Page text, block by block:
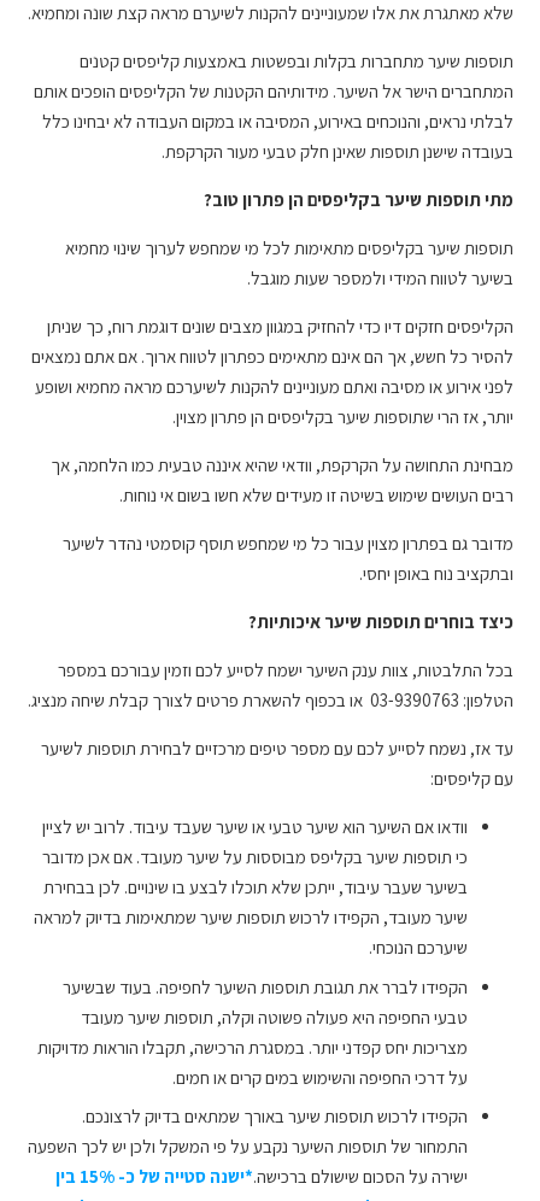
שלא מאתגרת את אלו שמעוניינים להקנות לשיערם מראה קצת שונה ומחמיא.
תוספות שיער מתחברות בקלות ובפשטות באמצעות קליפסים קטנים
המתחברים הישר אל השיער. מידותיהם הקטנות של הקליפסים הופכים אותם
לבלתי נראים, והנוכחים באירוע, המסיבה או במקום העבודה לא יבחינו כלל
בעובדה שישנן תוספות שאינן חלק טבעי מעור הקרקפת.
מתי תוספות שיער בקליפסים הן פתרון טוב?
תוספות שיער בקליפסים מתאימות לכל מי שמחפש לערוך שינוי מחמיא
בשיער לטווח המידי ולמספר שעות מוגבל.
הקליפסים חזקים דיו כדי להחזיק במגוון מצבים שונים דוגמת רוח, כך שניתן
להסיר כל חשש, אך הם אינם מתאימים כפתרון לטווח ארוך. אם אתם נמצאים
לפני אירוע או מסיבה ואתם מעוניינים להקנות לשיערכם מראה מחמיא ושופע
יותר, אז הרי שתוספות שיער בקליפסים הן פתרון מצוין.
מבחינת התחושה על הקרקפת, וודאי שהיא איננה טבעית כמו הלחמה, אך
רבים העושים שימוש בשיטה זו מעידים שלא חשו בשום אי נוחות.
מדובר גם בפתרון מצוין עבור כל מי שמחפש תוסף קוסמטי נהדר לשיער
ובתקציב נוח באופן יחסי.
כיצד בוחרים תוספות שיער איכותיות?
בכל התלבטות, צוות ענק השיער ישמח לסייע לכם וזמין עבורכם במספר
הטלפון: 03-9390763 או בכפוף להשארת פרטים לצורך קבלת שיחה מנציג.
עד אז, נשמח לסייע לכם עם מספר טיפים מרכזיים לבחירת תוספות לשיער
עם קליפסים:
וודאו אם השיער הוא שיער טבעי או שיער שעבד עיבוד. לרוב יש לציין
כי תוספות שיער בקליפס מבוססות על שיער מעובד. אם אכן מדובר
בשיער שעבר עיבוד, ייתכן שלא תוכלו לבצע בו שינויים. לכן בבחירת
שיער מעובד, הקפידו לרכוש תוספות שיער שמתאימות בדיוק למראה
שיערכם הנוכחי.
הקפידו לברר את תגובת תוספות השיער לחפיפה. בעוד שבשיער
טבעי החפיפה היא פעולה פשוטה וקלה, תוספות שיער מעובד
מצריכות יחס קפדני יותר. במסגרת הרכישה, תקבלו הוראות מדויקות
על דרכי החפיפה והשימוש במים קרים או חמים.
הקפידו לרכוש תוספות שיער באורך שמתאים בדיוק לרצונכם.
התמחור של תוספות השיער נקבע על פי המשקל ולכן יש לכך השפעה
ישירה על הסכום שישולם ברכישה.
*ישנה סטייה של כ- 15% בין